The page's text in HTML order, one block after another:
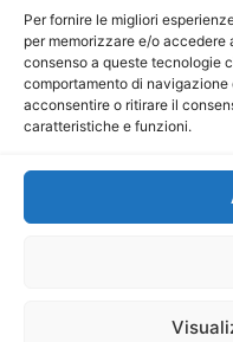
Per fornire le migliori
per memorizzare e/o
consenso a queste tecnologie
comportamento di navigazione
acconsentire o ritirare il
caratteristiche e funzioni.
Direttore
Direttore
Mercurio
iscritta al Registro
Sito gestito daLa